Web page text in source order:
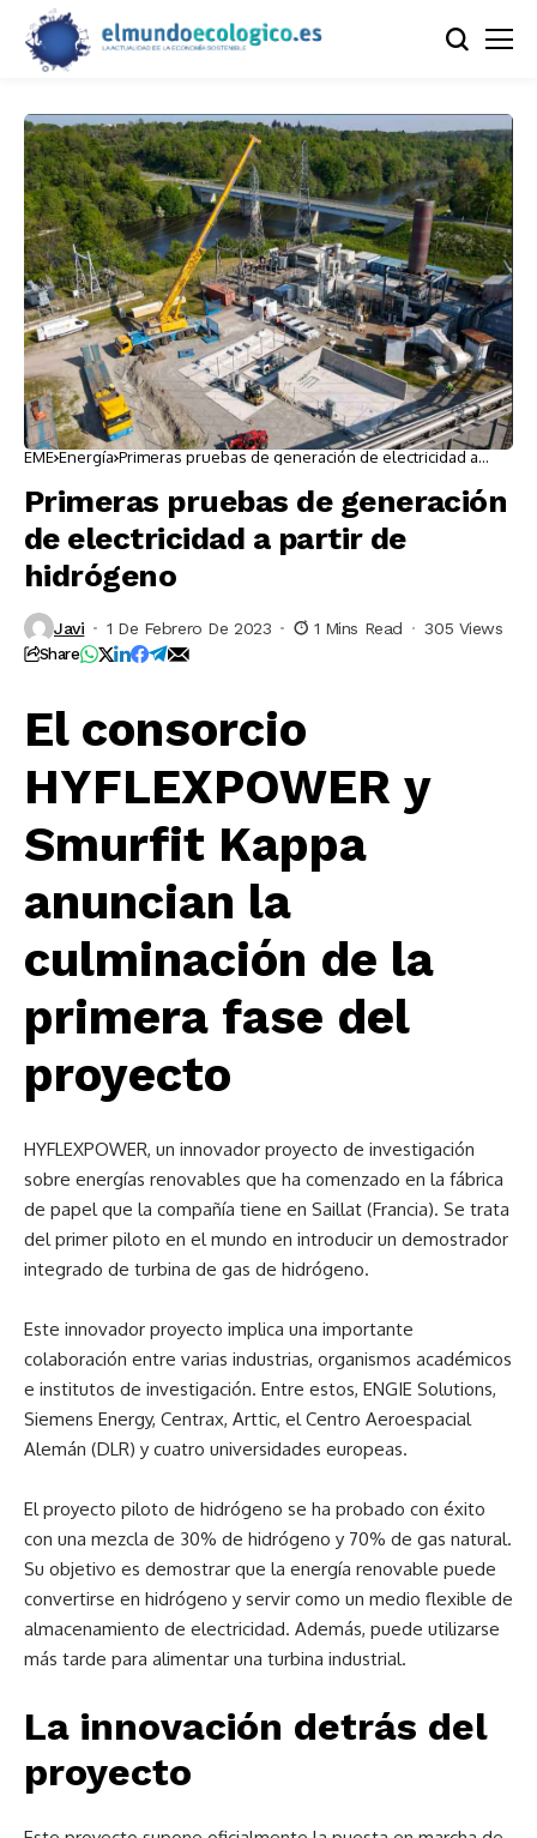
EME Energía Primeras pruebas de generación de electricidad a
Primeras pruebas de generación
de electricidad a partir de
hidrógeno
Javi 1 De Febrero De 2023 1 Mins Read 305 Views
Share
El consorcio
HYFLEXPOWER y
Smurfit Kappa
anuncian la
culminación de la
primera fase del
proyecto
HYFLEXPOWER, un innovador proyecto de investigación
sobre energías renovables que ha comenzado en la fábrica
de papel que la compañía tiene en Saillat (Francia). Se trata
del primer piloto en el mundo en introducir un demostrador
integrado de turbina de gas de hidrógeno.
Este innovador proyecto implica una importante
colaboración entre varias industrias, organismos académicos
e institutos de investigación. Entre estos, ENGIE Solutions,
Siemens Energy, Centrax, Arttic, el Centro Aeroespacial
Alemán (DLR) y cuatro universidades europeas.
El proyecto piloto de hidrógeno se ha probado con éxito
con una mezcla de 30% de hidrógeno y 70% de gas natural.
Su objetivo es demostrar que la energía renovable puede
convertirse en hidrógeno y servir como un medio flexible de
almacenamiento de electricidad. Además, puede utilizarse
más tarde para alimentar una turbina industrial.
La innovación detrás del
proyecto